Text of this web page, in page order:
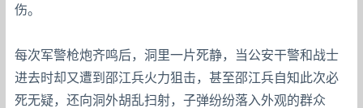
伤。
每次军警枪炮齐鸣后，洞里一片死静，当公安干警和战士
进去时却又遭到邵江兵火力狙击，甚至邵江兵自知此次必
死无疑，还向洞外胡乱扫射，子弹纷纷落入外观的群众